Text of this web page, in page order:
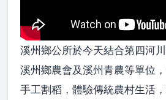
溪州鄉公所於今天結合第四河川
溪州鄉農會及溪州青農等單位
手工割稻，體驗傳統農村生活